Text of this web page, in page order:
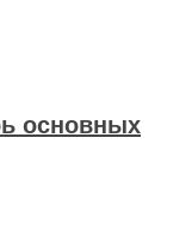
основных